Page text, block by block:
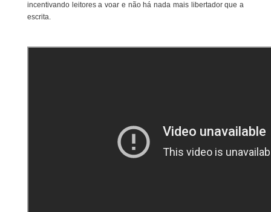
incentivando leitores a voar e não há nada mais libertador que a
escrita.